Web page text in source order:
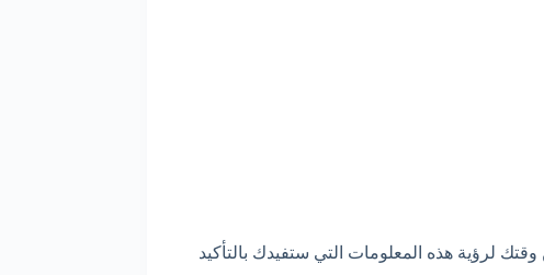
لرؤية هذه المعلومات التي ستفيدك بالتأكيد